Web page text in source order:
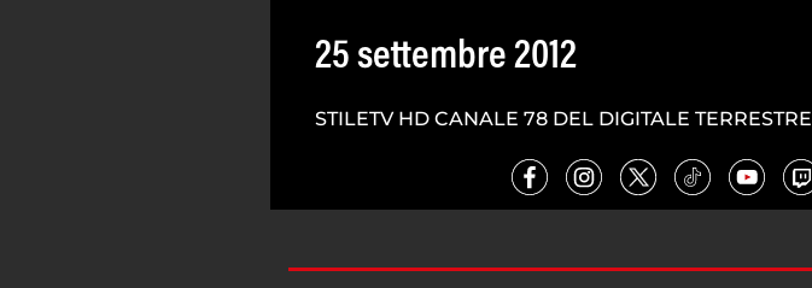
25 settembre 2012
STILETV HD CANALE 78 DEL DIGITALE TERRESTRE